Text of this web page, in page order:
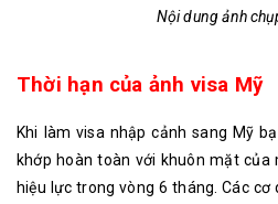
Nội dung ảnh
Thời hạn của ảnh visa Mỹ
Khi làm visa nhập cảnh sang Mỹ
khớp hoàn toàn với khuôn mặt của
hiệu lực trong vòng 6 tháng. Các cơ